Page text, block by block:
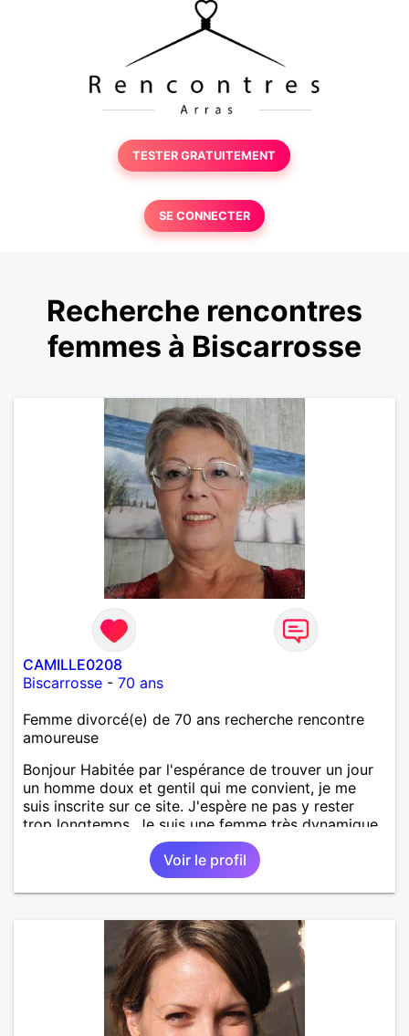
TESTER GRATUITEMENT
SE CONNECTER
Recherche rencontres
femmes à Biscarrosse
CAMILLE0208
Biscarrosse - 70 ans
Femme divorcé(e) de 70 ans recherche rencontre
amoureuse
Bonjour Habitée par l'espérance de trouver un jour
un homme doux et gentil qui me convient, je me
suis inscrite sur ce site. J'espère ne pas y rester
trop longtemps. Je suis une femme très dynamique,
droite, franche, généreuse, très sensible, câline,
j'adore les diners en amoureux avec musique, le
cinéma, les promenades, la mer, la plage, et les
jolies choses en général.
Voir le profil